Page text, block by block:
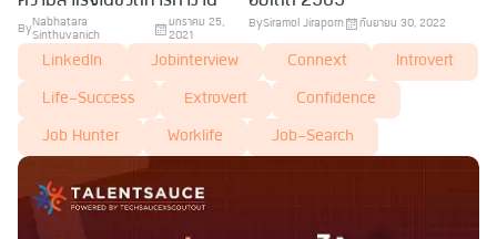
By
Nabhatara
Sinthuvanich
มกราคม 25,
2021
BySiramol Jiraporn กันยายน 30, 2022
LinkedIn Jobinterview Connext Introvert
Life-Success Extrovert Confidence
Job Hunter Worklife Job-Search